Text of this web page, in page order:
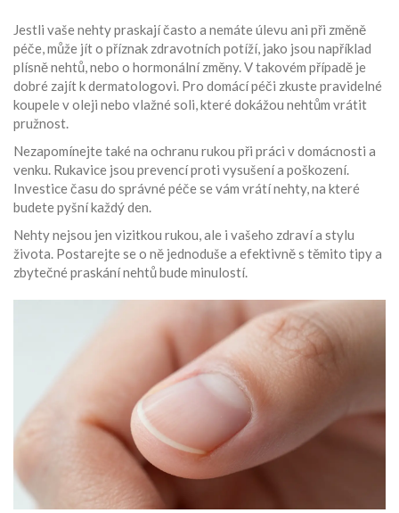
Jestli vaše nehty praskají často a nemáte úlevu ani při změně
péče, může jít o příznak zdravotních potíží, jako jsou například
plísně nehtů, nebo o hormonální změny. V takovém případě je
dobré zajít k dermatologovi. Pro domácí péči zkuste pravidelné
koupele v oleji nebo vlažné soli, které dokážou nehtům vrátit
pružnost.
Nezapomínejte také na ochranu rukou při práci v domácnosti a
venku. Rukavice jsou prevencí proti vysušení a poškození.
Investice času do správné péče se vám vrátí nehty, na které
budete pyšní každý den.
Nehty nejsou jen vizitkou rukou, ale i vašeho zdraví a stylu
života. Postarejte se o ně jednoduše a efektivně s těmito tipy a
zbytečné praskání nehtů bude minulostí.